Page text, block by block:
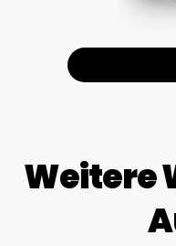
Weitere